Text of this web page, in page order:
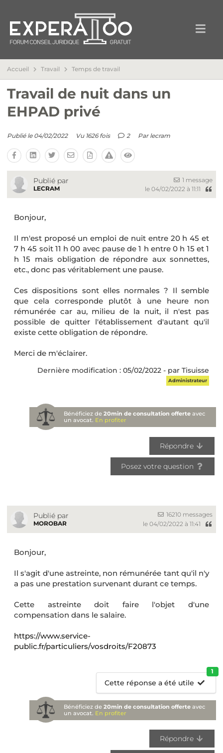
Accueil Travail Temps de travail
Travail de nuit dans un
EHPAD privé
Publié le 04/02/2022 Vu 1626 fois 2 Par lecram
Publié par
LECRAM
1 message
le 04/02/2022 à 11:11
Bonjour,
Il m'est proposé un emploi de nuit entre 20 h 45 et
7 h 45 soit 11 h 00 avec pause de 1 h entre 0 h 15 et 1
h 15 mais obligation de répondre aux sonnettes,
etc., donc pas véritablement une pause.
Ces dispositions sont elles normales ? Il semble
que cela corresponde plutôt à une heure non
rémunérée car au, milieu de la nuit, il n'est pas
possible de quitter l'établissement d'autant qu'il
existe cette obligation de répondre.
Merci de m'éclairer.
Dernière modification : 05/02/2022 - par Tisuisse
Administrateur
Bénéficiez de20min de consultation offerte avec
un avocat. En profiter
Répondre
Posez votre question
Publié par
MOROBAR
16210 messages
le 04/02/2022 à 11:41
Bonjour,
Il s'agit d'une astreinte, non rémunérée tant qu'il n'y
a pas une prestation survenant durant ce temps.
Cette astreinte doit faire l'objet d'une
compensation dans le salaire.
https://www.service-
public.fr/particuliers/vosdroits/F20873
Cette réponse a été utile
1
Bénéficiez de20min de consultation offerte avec
un avocat. En profiter
Répondre